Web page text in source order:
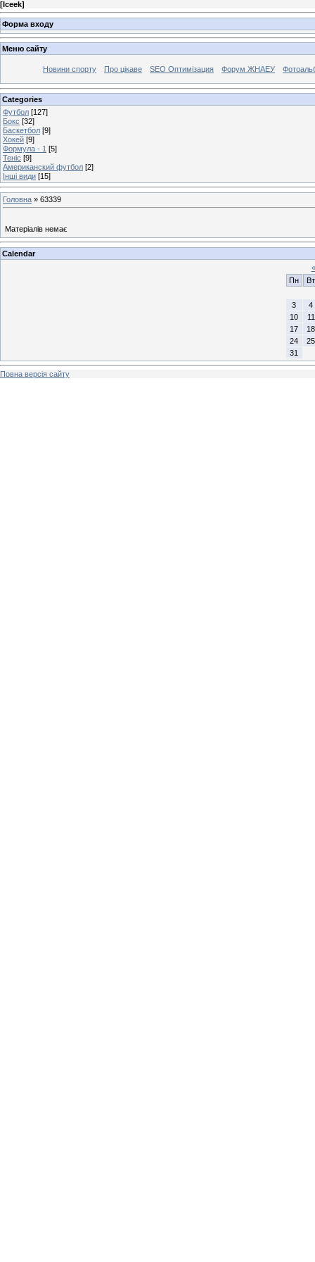
[Iceek]
Форма входу
Меню сайту
Новини спорту Про цікаве SEO Оптимізация Форум ЖНАЕУ
Categories
Футбол [127]
Бокс [32]
Баскетбол [9]
Хокей [9]
Формула - 1 [5]
Теніс [9]
Американский футбол [2]
Інші види [15]
Головна » 63339
Матеріалів немає
Calendar
«
Пн
Вт
3
4
10
11
17
18
24
25
31
Повна версія сайту